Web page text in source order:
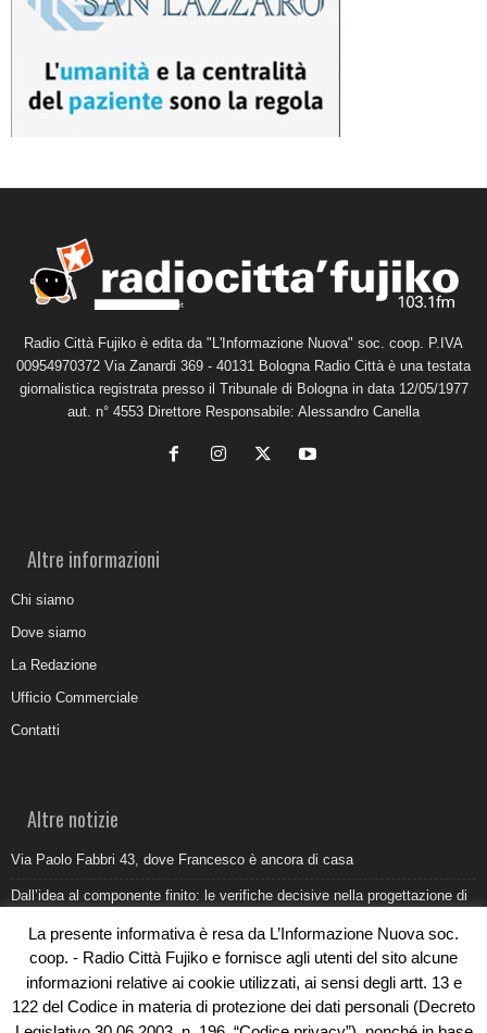
Radio Città Fujiko è edita da "L'Informazione Nuova" soc. coop. P.IVA
00954970372 Via Zanardi 369 - 40131 Bologna Radio Città è una testata
giornalistica registrata presso il Tribunale di Bologna in data 12/05/1977
aut. n° 4553 Direttore Responsabile: Alessandro Canella
Altre informazioni
Chi siamo
Dove siamo
La Redazione
Ufficio Commerciale
Contatti
Altre notizie
Via Paolo Fabbri 43, dove Francesco è ancora di casa
Dall’idea al componente finito: le verifiche decisive nella progettazione di
Belvedere Marittimo e il report ARPACAL 2026 sulla qualità del mare
Come organizzare e allestire una camera ardente per l’ultimo saluto
Umidità di risalita in casa, come riconoscere i segnali veri
La presente informativa è resa da L’Informazione Nuova soc.
coop. - Radio Città Fujiko e fornisce agli utenti del sito alcune
informazioni relative ai cookie utilizzati, ai sensi degli artt. 13 e
122 del Codice in materia di protezione dei dati personali (Decreto